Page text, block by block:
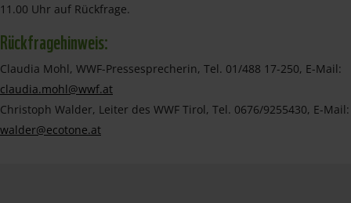
11.00 Uhr auf Rückfrage.
Rückfragehinweis:
Claudia Mohl, WWF-Pressesprecherin, Tel. 01/488 17-250, E-Mail:
claudia.mohl@wwf.at
Christoph Walder, Leiter des WWF Tirol, Tel. 0676/9255430, E-Mail:
walder@ecotone.at